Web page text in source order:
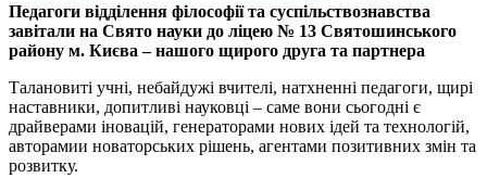
Педагоги відділення філософії та суспільствознавства
завітали на Свято науки до ліцею № 13 Святошинського
району м. Києва ‒ нашого щирого друга та партнера
Талановиті учні, небайдужі вчителі, натхненні педагоги, щирі
наставники, допитливі науковці – саме вони сьогодні є
драйверами іновацій, генераторами нових ідей та технологій,
авторамии новаторських рішень, агентами позитивних змін та
розвитку.